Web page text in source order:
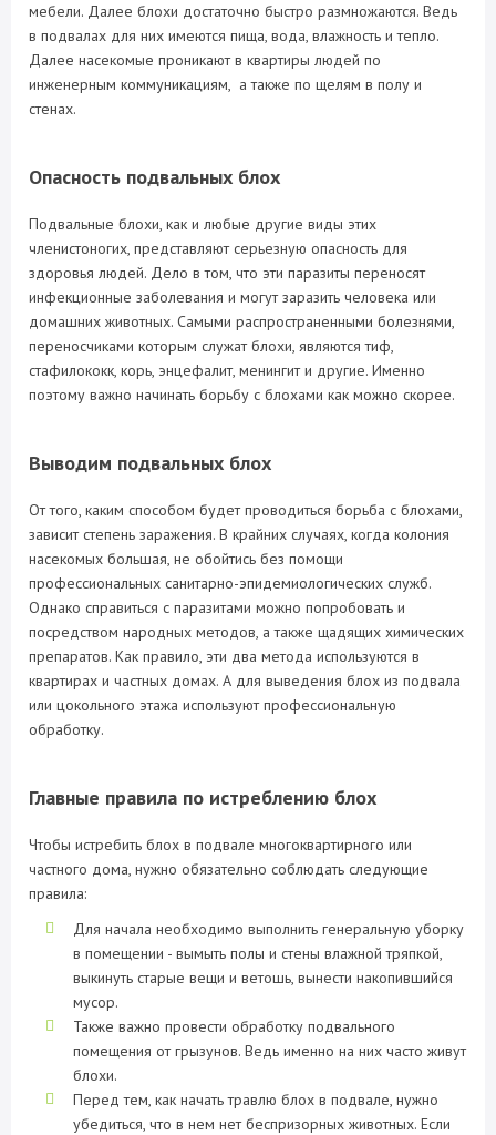
мебели. Далее блохи достаточно быстро размножаются. Ведь
в подвалах для них имеются пища, вода, влажность и тепло.
Далее насекомые проникают в квартиры людей по
инженерным коммуникациям, а также по щелям в полу и
стенах.
Опасность подвальных блох
Подвальные блохи, как и любые другие виды этих
членистоногих, представляют серьезную опасность для
здоровья людей. Дело в том, что эти паразиты переносят
инфекционные заболевания и могут заразить человека или
домашних животных. Самыми распространенными болезнями,
переносчиками которым служат блохи, являются тиф,
стафилококк, корь, энцефалит, менингит и другие. Именно
поэтому важно начинать борьбу с блохами как можно скорее.
Выводим подвальных блох
От того, каким способом будет проводиться борьба с блохами,
зависит степень заражения. В крайних случаях, когда колония
насекомых большая, не обойтись без помощи
профессиональных санитарно-эпидемиологических служб.
Однако справиться с паразитами можно попробовать и
посредством народных методов, а также щадящих химических
препаратов. Как правило, эти два метода используются в
квартирах и частных домах. А для выведения блох из подвала
или цокольного этажа используют профессиональную
обработку.
Главные правила по истреблению блох
Чтобы истребить блох в подвале многоквартирного или
частного дома, нужно обязательно соблюдать следующие
правила:
Для начала необходимо выполнить генеральную уборку
в помещении - вымыть полы и стены влажной тряпкой,
выкинуть старые вещи и ветошь, вынести накопившийся
мусор.
Также важно провести обработку подвального
помещения от грызунов. Ведь именно на них часто живут
блохи.
Перед тем, как начать травлю блох в подвале, нужно
убедиться, что в нем нет беспризорных животных. Если